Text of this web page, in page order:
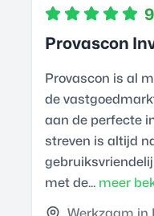
Provascon
Provascon is al
de
aan de perfecte
streven is altijd
met de... meer